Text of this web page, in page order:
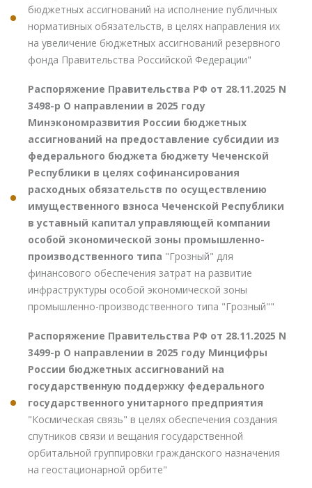
бюджетных ассигнований на исполнение публичных
нормативных обязательств, в целях направления их
на увеличение бюджетных ассигнований резервного
фонда Правительства Российской Федерации"
Распоряжение Правительства РФ от 28.11.2025 N
3498-р О направлении в 2025 году
Минэкономразвития России бюджетных
ассигнований на предоставление субсидии из
федерального бюджета бюджету Чеченской
Республики в целях софинансирования
расходных обязательств по осуществлению
имущественного взноса Чеченской Республики
в уставный капитал управляющей компании
особой экономической зоны промышленно-
производственного типа "Грозный" для
финансового обеспечения затрат на развитие
инфраструктуры особой экономической зоны
промышленно-производственного типа "Грозный""
Распоряжение Правительства РФ от 28.11.2025 N
3499-р О направлении в 2025 году Минцифры
России бюджетных ассигнований на
государственную поддержку федерального
государственного унитарного предприятия
"Космическая связь" в целях обеспечения создания
спутников связи и вещания государственной
орбитальной группировки гражданского назначения
на геостационарной орбите"